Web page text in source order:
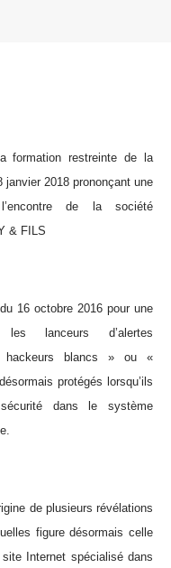
formation restreinte de la
janvier 2018 prononçant une
de la société
& FILS
16 octobre 2016 pour une
les lanceurs d’alertes
hackeurs blancs » ou «
protégés lorsqu’ils
dans le système
de plusieurs révélations
figure désormais celle
site Internet spécialisé dans